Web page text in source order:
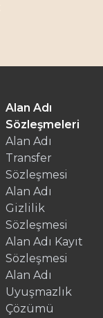
Alan Adı
Sözleşmeleri
Alan Adı
Transfer
Sözleşmesi
Alan Adı
Gizlilik
Sözleşmesi
Alan Adı Kayıt
Sözleşmesi
Alan Adı
Uyuşmazlık
Çözümü